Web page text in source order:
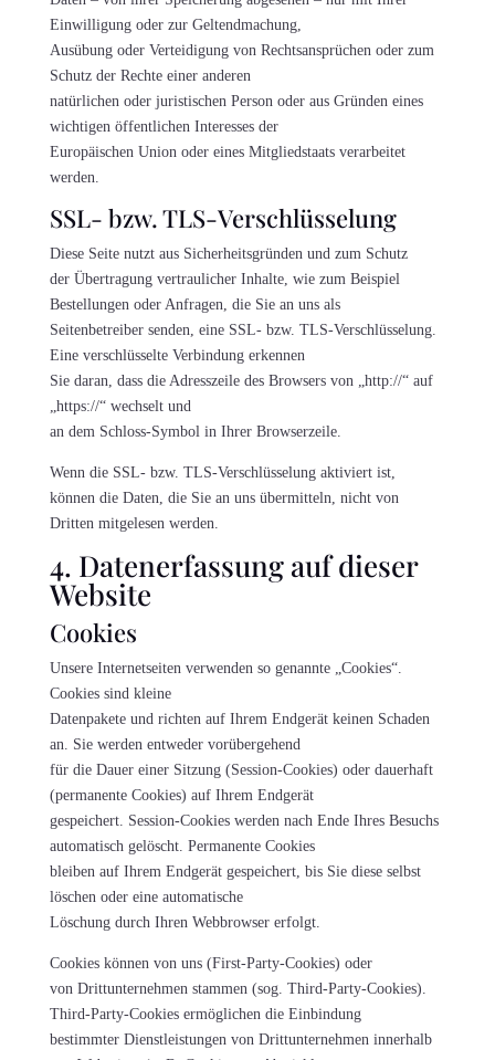
Einwilligung oder zur Geltendmachung,
Ausübung oder Verteidigung von Rechtsansprüchen oder zum
Schutz der Rechte einer anderen
natürlichen oder juristischen Person oder aus Gründen eines
wichtigen öffentlichen Interesses der
Europäischen Union oder eines Mitgliedstaats verarbeitet
werden.
SSL- bzw. TLS-Verschlüsselung
Diese Seite nutzt aus Sicherheitsgründen und zum Schutz
der Übertragung vertraulicher Inhalte, wie zum Beispiel
Bestellungen oder Anfragen, die Sie an uns als
Seitenbetreiber senden, eine SSL- bzw. TLS-Verschlüsselung.
Eine verschlüsselte Verbindung erkennen
Sie daran, dass die Adresszeile des Browsers von „http://“ auf
„https://“ wechselt und
an dem Schloss-Symbol in Ihrer Browserzeile.
Wenn die SSL- bzw. TLS-Verschlüsselung aktiviert ist,
können die Daten, die Sie an uns übermitteln, nicht von
Dritten mitgelesen werden.
4. Datenerfassung auf dieser
Website
Cookies
Unsere Internetseiten verwenden so genannte „Cookies“.
Cookies sind kleine
Datenpakete und richten auf Ihrem Endgerät keinen Schaden
an. Sie werden entweder vorübergehend
für die Dauer einer Sitzung (Session-Cookies) oder dauerhaft
(permanente Cookies) auf Ihrem Endgerät
gespeichert. Session-Cookies werden nach Ende Ihres Besuchs
automatisch gelöscht. Permanente Cookies
bleiben auf Ihrem Endgerät gespeichert, bis Sie diese selbst
löschen oder eine automatische
Löschung durch Ihren Webbrowser erfolgt.
Cookies können von uns (First-Party-Cookies) oder
von Drittunternehmen stammen (sog. Third-Party-Cookies).
Third-Party-Cookies ermöglichen die Einbindung
bestimmter Dienstleistungen von Drittunternehmen innerhalb